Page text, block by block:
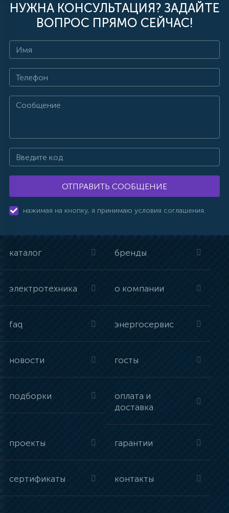
НУЖНА КОНСУЛЬТАЦИЯ? ЗАДАЙТЕ
ВОПРОС ПРЯМО СЕЙЧАС!
ОТПРАВИТЬ СООБЩЕНИЕ
нажимая на кнопку, я принимаю условия соглашения.
каталог бренды
электротехника о компании
faq энергосервис
новости госты
подборки
оплата и
доставка
проекты гарантии
сертификаты контакты